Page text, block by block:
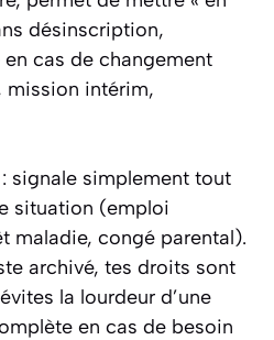
désinscription,
cas de changement
mission intérim,
signale simplement tout
situation (emploi
maladie, congé parental).
archivé, tes droits sont
la lourdeur d’une
en cas de besoin